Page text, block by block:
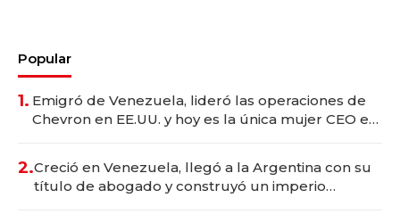
Popular
1. Emigró de Venezuela, lideró las operaciones de
Chevron en EE.UU. y hoy es la única mujer CEO en
2.Creció en Venezuela, llegó a la Argentina con su
título de abogado y construyó un imperio